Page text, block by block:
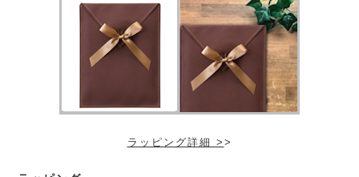
ラッピング詳細 > >